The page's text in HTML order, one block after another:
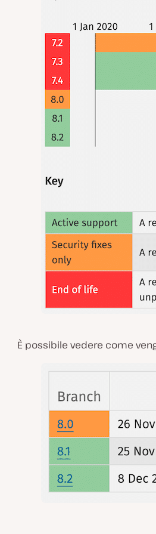
È possibile vedere come